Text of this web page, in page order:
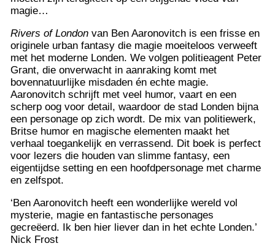
magie…
Rivers of London van Ben Aaronovitch is een frisse en
originele urban fantasy die magie moeiteloos verweeft
met het moderne Londen. We volgen politieagent Peter
Grant, die onverwacht in aanraking komt met
bovennatuurlijke misdaden én echte magie.
Aaronovitch schrijft met veel humor, vaart en een
scherp oog voor detail, waardoor de stad Londen bijna
een personage op zich wordt. De mix van politiewerk,
Britse humor en magische elementen maakt het
verhaal toegankelijk en verrassend. Dit boek is perfect
voor lezers die houden van slimme fantasy, een
eigentijdse setting en een hoofdpersonage met charme
en zelfspot.
‘Ben Aaronovitch heeft een wonderlijke wereld vol
mysterie, magie en fantastische personages
gecreëerd. Ik ben hier liever dan in het echte Londen.’
Nick Frost